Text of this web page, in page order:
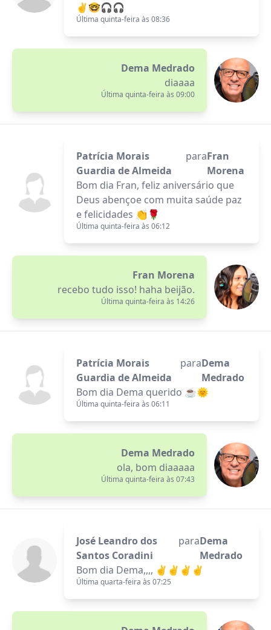
✌️🤓🎧🎧
Última quinta-feira às 08:36
Dema Medrado
diaaaa
Última quinta-feira às 09:00
Patrícia Morais
Guardia de Almeida
paraFran
Morena
Bom dia Fran, feliz aniversário que
Deus abençoe com muita saúde paz
e felicidades 👏🌹
Última quinta-feira às 06:12
Fran Morena
recebo tudo isso! haha beijão.
Última quinta-feira às 14:26
Patrícia Morais
Guardia de Almeida
paraDema
Medrado
Bom dia Dema querido ☕🌞
Última quinta-feira às 06:11
Dema Medrado
ola, bom diaaaaa
Última quinta-feira às 07:43
José Leandro dos
Santos Coradini
paraDema
Medrado
Bom dia Dema,,,, ✌️✌️✌️✌️
Última quarta-feira às 07:25